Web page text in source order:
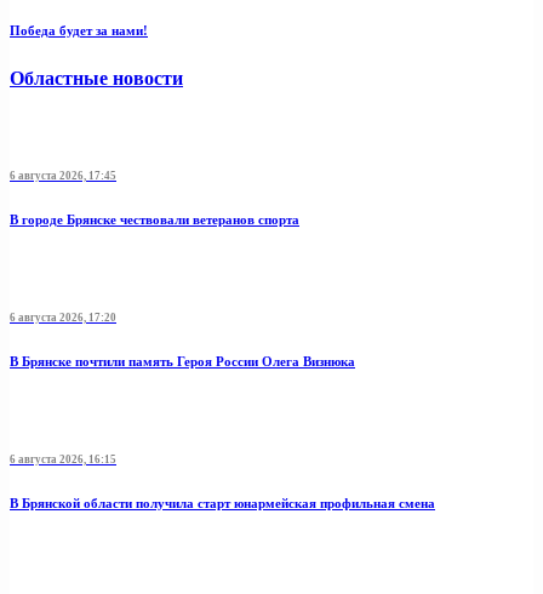
Победа будет за нами!
Областные новости
6 августа 2026, 17:45
В городе Брянске чествовали ветеранов спорта
6 августа 2026, 17:20
В Брянске почтили память Героя России Олега Визнюка
6 августа 2026, 16:15
В Брянской области получила старт юнармейская профильная смена